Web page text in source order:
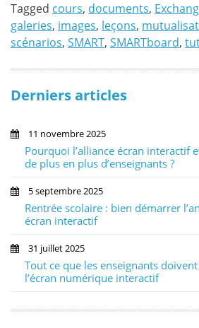
Tagged cours, documents,
galeries, images, leçons,
scénarios, SMART, SMARTboard,
Derniers articles
11 novembre 2025
Pourquoi l’alliance écran interactif
de plus en plus d’enseignants ?
5 septembre 2025
Rentrée scolaire : bien démarrer
écran interactif
31 juillet 2025
Tout ce que les enseignants
l’écran numérique interactif